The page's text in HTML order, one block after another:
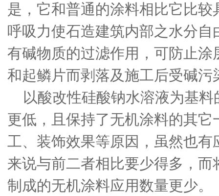
是，它和普通的涂料相比它比
呼吸力使石造建筑内部之水分
有碱物质的过滤作用，可防止
和起鳞片而剥落及施工后受碱污
以酸改性硅酸钠水溶液为基料
更低，且保持了无机涂料的其它
工、装饰效果等原因，虽然也
来说与前二者相比要少得多，
制成的无机涂料应用数量更少。